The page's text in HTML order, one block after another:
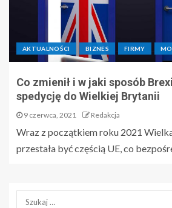
AKTUALNOŚCI BIZNES FIRMY
Co zmienił i w jaki sposób
spedycję do Wielkiej Brytanii
9 czerwca, 2021 Redakcja
Wraz z początkiem roku 2021
przestała być częścią UE, co